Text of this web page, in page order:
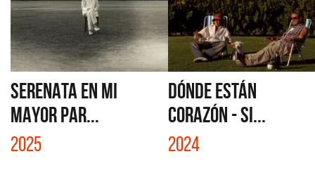
SERENATA EN MI
MAYOR PAR...
2025
DÓNDE ESTÁN
CORAZÓN - SI...
2024